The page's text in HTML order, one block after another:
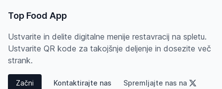
Top Food App
Ustvarite in delite digitalne menije restavracij na spletu.
Ustvarite QR kode za takojšnje deljenje in dosezite več
strank.
Začni Kontaktirajte nas Spremljajte nas na